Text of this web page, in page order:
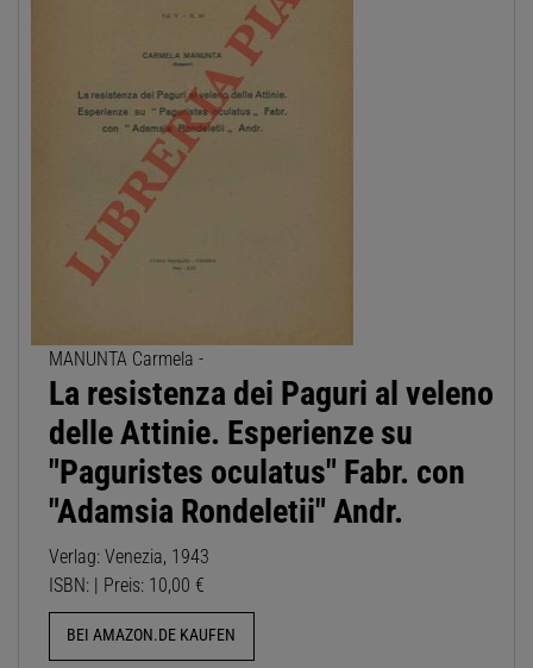
MANUNTA Carmela -
La resistenza dei Paguri al veleno
delle Attinie. Esperienze su
"Paguristes oculatus" Fabr. con
"Adamsia Rondeletii" Andr.
Verlag: Venezia, 1943
ISBN: | Preis: 10,00 €
BEI AMAZON.DE KAUFEN